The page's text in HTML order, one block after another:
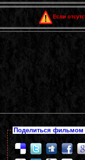
Если
Поделиться фильмом